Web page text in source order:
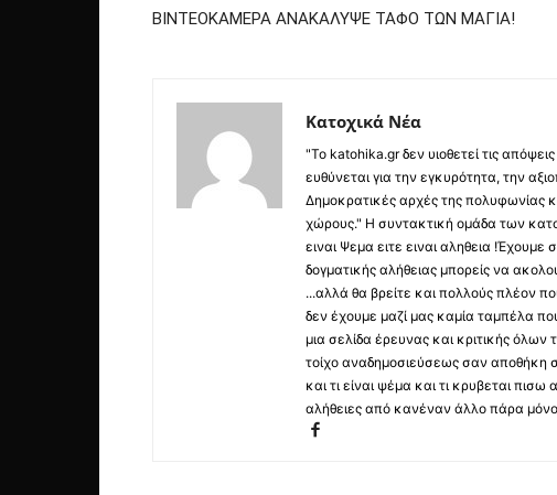
ΒΙΝΤΕΟΚΑΜΕΡΑ ΑΝΑΚΑΛΥΨΕ ΤΑΦΟ ΤΩΝ ΜΑΓΙΑ!
Κατοχικά Νέα
"Το katohika.gr δεν υιοθετεί τις
ευθύνεται για την εγκυρότητα, την
Δημοκρατικές αρχές της πολυφωνίας
χώρους." Η συντακτική ομάδα των
ειναι Ψεμα ειτε ειναι αληθεια
δογματικής αλήθειας μπορείς να
...αλλά θα βρείτε και πολλούς πλέον
δεν έχουμε μαζί μας καμία ταμπέλα
μια σελίδα έρευνας και κριτικής
τοίχο αναδημοσιεύσεως σαν αποθήκη
και τι είναι ψέμα και τι κρυβεται
αλήθειες από κανέναν άλλο πάρα